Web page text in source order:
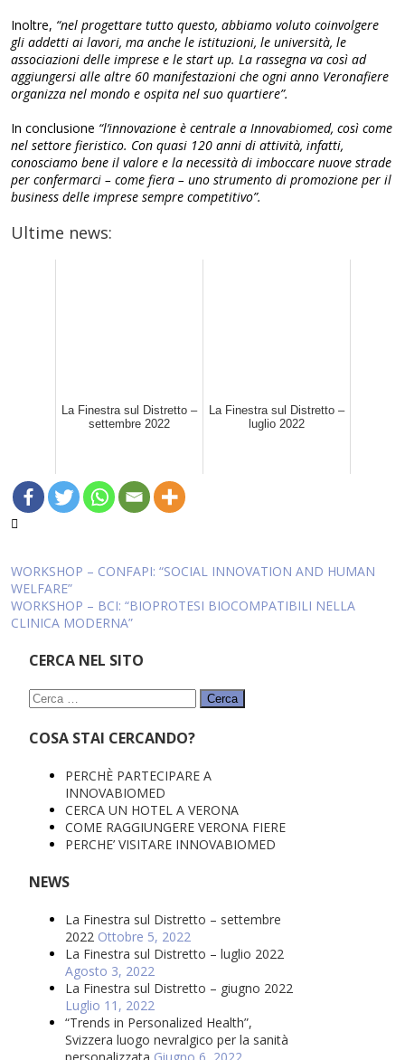
Inoltre, “nel progettare tutto questo, abbiamo voluto coinvolgere
gli addetti ai lavori, ma anche le istituzioni, le università, le
associazioni delle imprese e le start up. La rassegna va così ad
aggiungersi alle altre 60 manifestazioni che ogni anno Veronafiere
organizza nel mondo e ospita nel suo quartiere”.
In conclusione “l’innovazione è centrale a Innovabiomed, così come
nel settore fieristico. Con quasi 120 anni di attività, infatti,
conosciamo bene il valore e la necessità di imboccare nuove strade
per confermarci – come fiera – uno strumento di promozione per il
business delle imprese sempre competitivo”.
Ultime news:
La Finestra sul Distretto –
settembre 2022
La Finestra sul Distretto –
luglio 2022
Navigazione
articoli
WORKSHOP – CONFAPI: “SOCIAL INNOVATION AND HUMAN
WELFARE”
WORKSHOP – BCI: “BIOPROTESI BIOCOMPATIBILI NELLA
CLINICA MODERNA”
CERCA NEL SITO
Ricerca
COSA STAI CERCANDO?
PERCHÈ PARTECIPARE A
INNOVABIOMED
CERCA UN HOTEL A VERONA
COME RAGGIUNGERE VERONA FIERE
PERCHE’ VISITARE INNOVABIOMED
NEWS
La Finestra sul Distretto – settembre
2022 Ottobre 5, 2022
La Finestra sul Distretto – luglio 2022
Agosto 3, 2022
La Finestra sul Distretto – giugno 2022
Luglio 11, 2022
“Trends in Personalized Health”,
Svizzera luogo nevralgico per la sanità